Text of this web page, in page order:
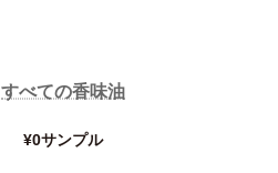
すべての香味油
¥0サンプル